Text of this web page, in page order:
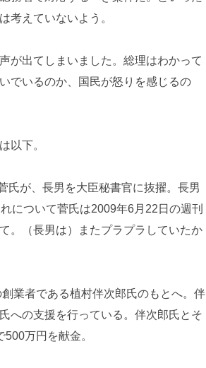
考えていないよう。
が出てしまいました。総理はわかって
でいるのか、国民が怒りを感じるの
以下。
氏が、長男を大臣秘書官に抜擢。長男
について菅氏は2009年6月22日の週刊
。（長男は）またプラプラしていたか
業者である植村伴次郎氏のもとへ。伴
への支援を行っている。伴次郎氏とそ
万円を献金。